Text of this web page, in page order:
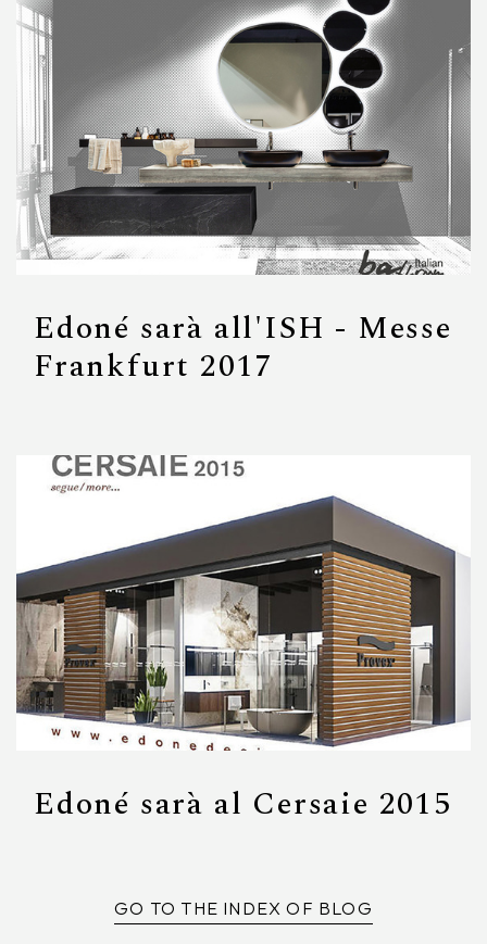
Edoné sarà all'ISH - Messe
Frankfurt 2017
Edoné sarà al Cersaie 2015
GO TO THE INDEX OF BLOG